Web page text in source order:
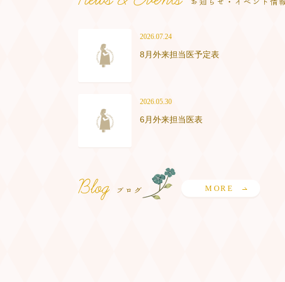
2026.07.24
8月外来担当医予定表
2026.05.30
6月外来担当医表
MORE